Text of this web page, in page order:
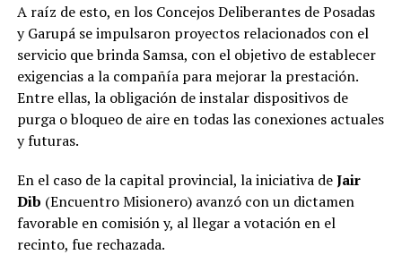
A raíz de esto, en los Concejos Deliberantes de Posadas
y Garupá se impulsaron proyectos relacionados con el
servicio que brinda Samsa, con el objetivo de establecer
exigencias a la compañía para mejorar la prestación.
Entre ellas, la obligación de instalar dispositivos de
purga o bloqueo de aire en todas las conexiones actuales
y futuras.
En el caso de la capital provincial, la iniciativa deJair
Dib (Encuentro Misionero) avanzó con un dictamen
favorable en comisión y, al llegar a votación en el
recinto, fue rechazada.